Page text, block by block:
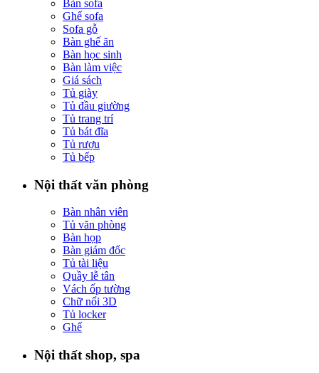
Bàn sofa
Ghế sofa
Sofa gỗ
Bàn ghế ăn
Bàn học sinh
Bàn làm việc
Giá sách
Tủ giày
Tủ đầu giường
Tủ trang trí
Tủ bát đĩa
Tủ rượu
Tủ bếp
Nội thất văn phòng
Bàn nhân viên
Tủ văn phòng
Bàn họp
Bàn giám đốc
Tủ tài liệu
Quầy lễ tân
Vách ốp tường
Chữ nổi 3D
Tủ locker
Ghế
Nội thất shop, spa